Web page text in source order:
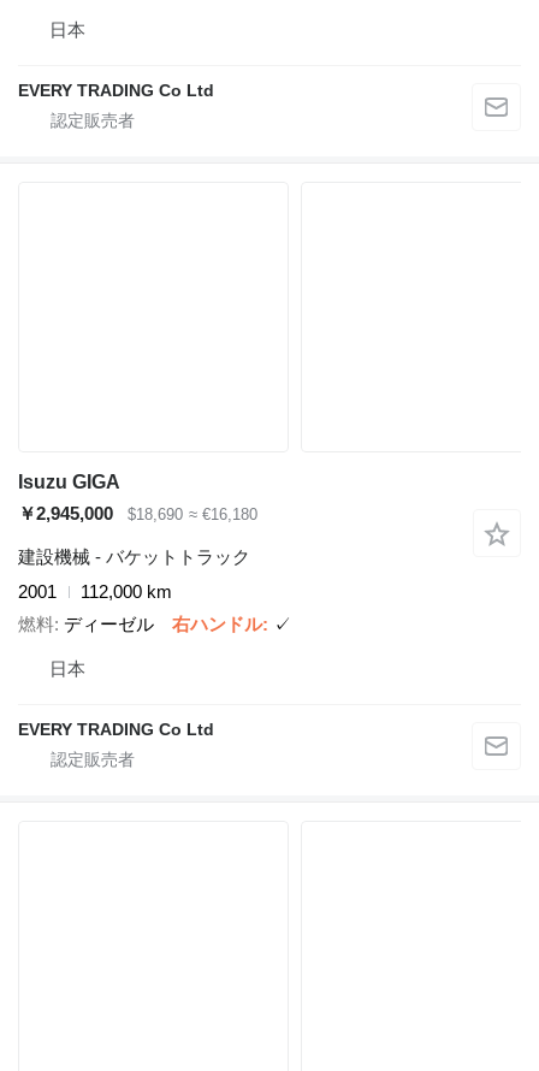
日本
EVERY TRADING Co Ltd
Isuzu GIGA
￥2,945,000
$18,690 ≈ €16,180
建設機械 - バケットトラック
2001
112,000 km
燃料 ディーゼル 右ハンドル ✓
日本
EVERY TRADING Co Ltd